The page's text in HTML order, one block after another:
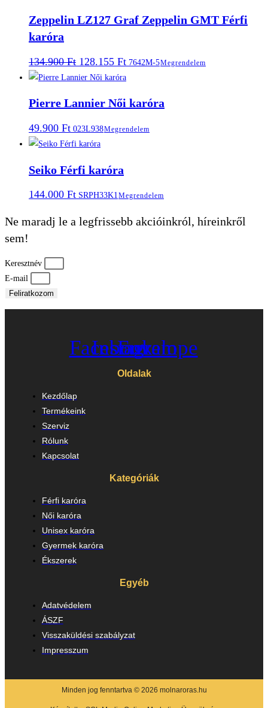
Zeppelin LZ127 Graf Zeppelin GMT Férfi
karóra
134.900Ft Original
price
was:
128.155 FtCurrent
price
is:
7642M-5Megrendelem
Pierre Lannier Női karóra
49.900 Ft 023L938Megrendelem
Seiko Férfi karóra
144.000 Ft SRPH33K1Megrendelem
Ne maradj le a legfrissebb akcióinkról, híreinkről
sem!
Keresztnév
E-mail
Feliratkozom
Facebook
Instagram
Envelope
Oldalak
Kezdőlap
Termékeink
Szerviz
Rólunk
Kapcsolat
Kategóriák
Férfi karóra
Női karóra
Unisex karóra
Gyermek karóra
Ékszerek
Egyéb
Adatvédelem
ÁSZF
Visszaküldési szabályzat
Impresszum
Minden jog fenntartva © 2026 molnaroras.hu